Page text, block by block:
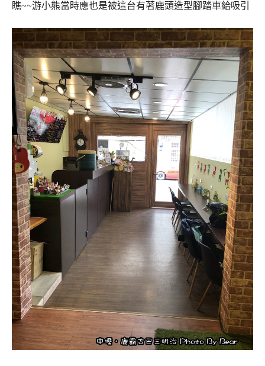
瞧~~游小熊當時應也是被這台有著鹿頭造型腳踏車給吸引